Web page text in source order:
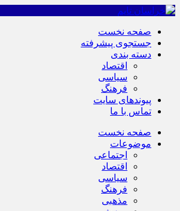
صفحه نخست
جستجوی پیشرفته
دسته بندی
اقتصاد
سیاسی
فرهنگ
پیوندهای سایت
تماس با ما
صفحه نخست
موضوعات
اجتماعی
اقتصاد
سیاسی
فرهنگ
مذهبی